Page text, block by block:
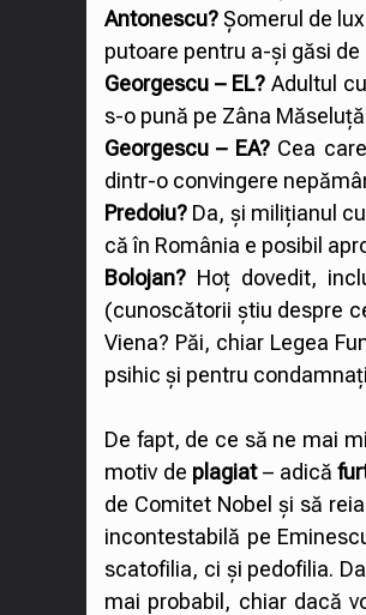
Antonescu?Șomerul de
putoare pentru a-și găsi
Georgescu – EL? Adultul
s-o pună pe Zâna
Georgescu – EA?Cea
dintr-o convingere
Predoiu? Da, și milițianul
că în România e posibil
Bolojan? Hoț dovedit,
(cunoscătorii știu despre
Viena? Păi, chiar Legea
psihic și pentru
De fapt, de ce să ne mai
motiv de plagiat– adică
de Comitet Nobel și să
incontestabilă pe
scatofilia, ci și pedofilia.
mai probabil, chiar dacă